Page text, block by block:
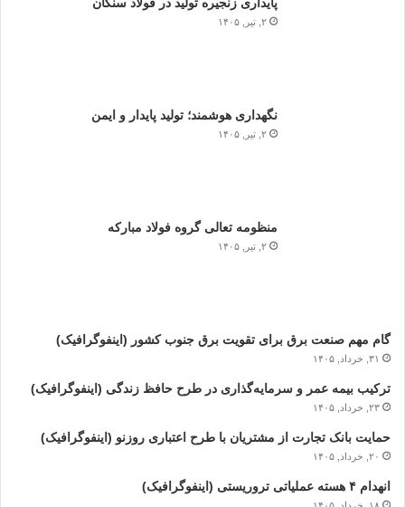
۲, تیر, ۱۴۰۵
نگهداری هوشمند؛ تولید پایدار و ایمن
۲, تیر, ۱۴۰۵
منظومه تعالی گروه فولاد مبارکه
۲, تیر, ۱۴۰۵
گام مهم صنعت برق برای تقویت برق جنوب کشور (اینفوگرافیک)
۳۱, خرداد, ۱۴۰۵
ترکیب بیمه عمر و سرمایه‌گذاری در طرح حافظ زندگی (اینفوگرافیک)
۲۳, خرداد, ۱۴۰۵
حمایت بانک تجارت از مشتریان با طرح اعتباری روزنو (اینفوگرافیک)
۲۰, خرداد, ۱۴۰۵
انهدام ۴ هسته عملیاتی تروریستی (اینفوگرافیک)